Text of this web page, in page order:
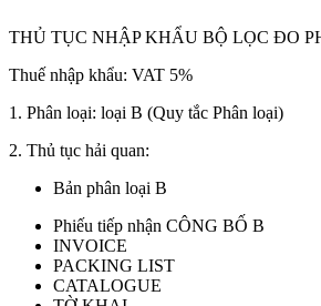
THỦ TỤC NHẬP KHẨU BỘ LỌC ĐO
Thuế nhập khẩu: VAT 5%
1. Phân loại: loại B (Quy tắc Phân loại)
2. Thủ tục hải quan:
Bản phân loại B
Phiếu tiếp nhận CÔNG BỐ B
INVOICE
PACKING LIST
CATALOGUE